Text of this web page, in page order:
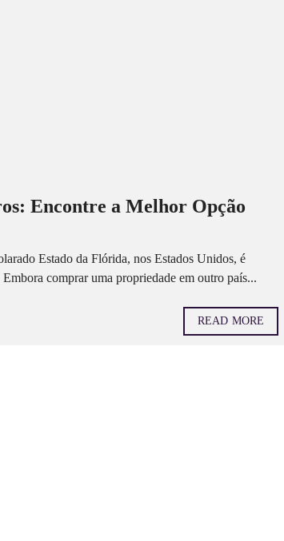
Encontre a Melhor Opção
Estado da Flórida, nos Estados Unidos, é
comprar uma propriedade em outro país...
READ MORE